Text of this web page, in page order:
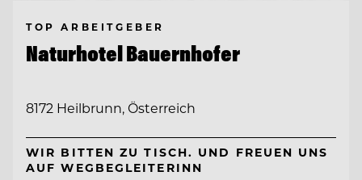
TOP ARBEITGEBER
Naturhotel Bauernhofer
8172 Heilbrunn, Österreich
WIR BITTEN ZU TISCH. UND FREUEN UNS
AUF WEGBEGLEITERINN